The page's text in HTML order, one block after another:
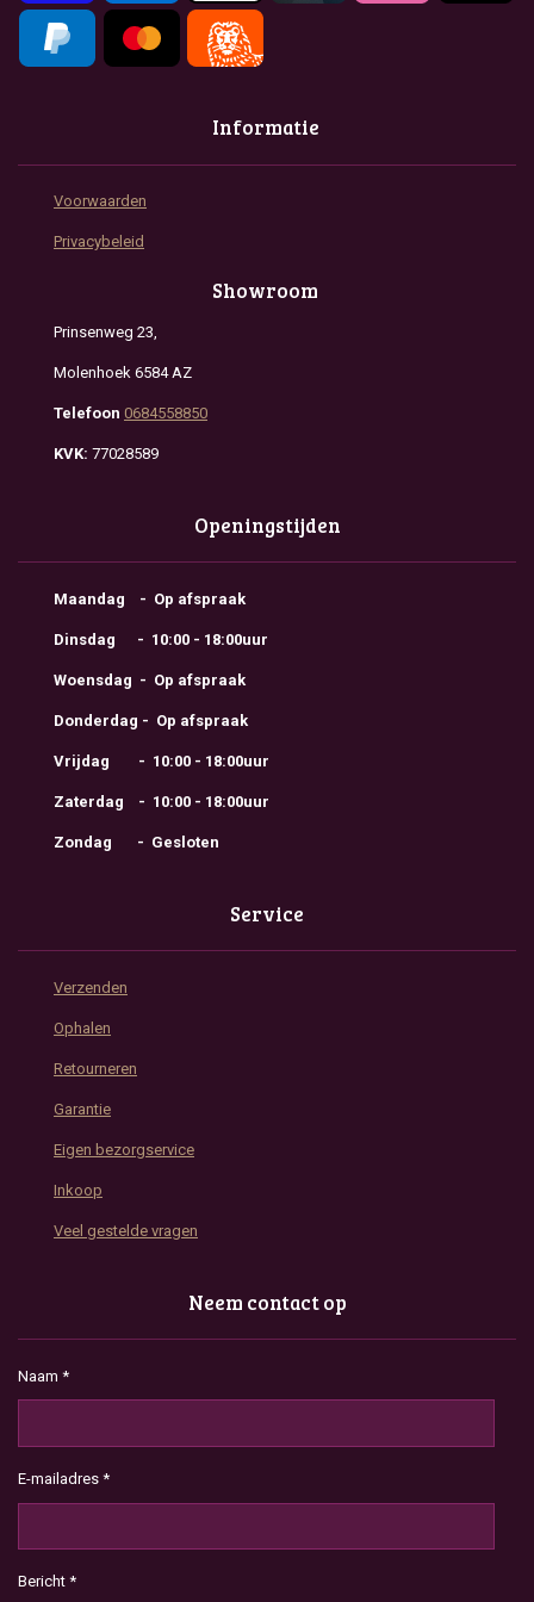
Informatie
Voorwaarden
Privacybeleid
Showroom
Prinsenweg 23,
Molenhoek 6584 AZ
Telefoon 0684558850
KVK: 77028589
Openingstijden
Maandag - Op afspraak
Dinsdag - 10:00 - 18:00uur
Woensdag - Op afspraak
Donderdag - Op afspraak
Vrijdag - 10:00 - 18:00uur
Zaterdag - 10:00 - 18:00uur
Zondag - Gesloten
Service
Verzenden
Ophalen
Retourneren
Garantie
Eigen bezorgservice
Inkoop
Veel gestelde vragen
Neem contact op
Naam *
E-mailadres *
Bericht *